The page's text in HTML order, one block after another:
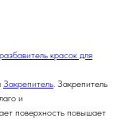
разбавитель красок для
Закрепитель. Закрепитель
и
поверхность повышает